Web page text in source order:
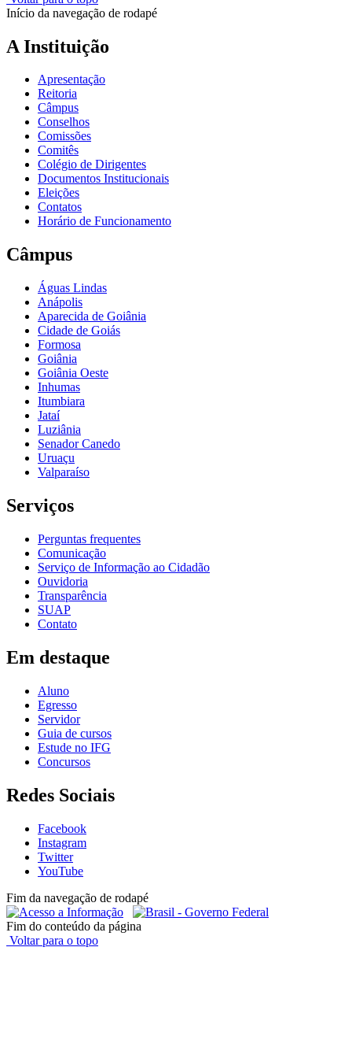
Início da navegação de rodapé
A Instituição
Apresentação
Reitoria
Câmpus
Conselhos
Comissões
Comitês
Colégio de Dirigentes
Documentos Institucionais
Eleições
Contatos
Horário de Funcionamento
Câmpus
Águas Lindas
Anápolis
Aparecida de Goiânia
Cidade de Goiás
Formosa
Goiânia
Goiânia Oeste
Inhumas
Itumbiara
Jataí
Luziânia
Senador Canedo
Uruaçu
Valparaíso
Serviços
Perguntas frequentes
Comunicação
Serviço de Informação ao Cidadão
Ouvidoria
Transparência
SUAP
Contato
Em destaque
Aluno
Egresso
Servidor
Guia de cursos
Estude no IFG
Concursos
Redes Sociais
Facebook
Instagram
Twitter
YouTube
Fim da navegação de rodapé
Fim do conteúdo da página
Voltar para o topo